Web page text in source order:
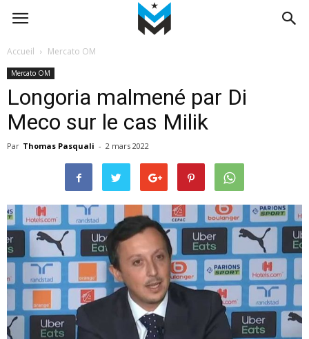
Accueil Mercato OM
Mercato OM
Longoria malmené par Di
Meco sur le cas Milik
Par Thomas Pasquali - 2 mars 2022